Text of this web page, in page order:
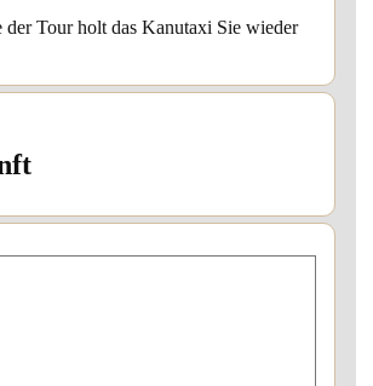
der Tour holt das Kanutaxi Sie wieder